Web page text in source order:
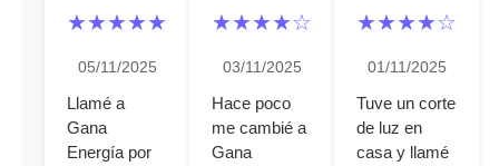
★★★★★
05/11/2025
Llamé a
Gana
Energía por
★★★★☆
03/11/2025
Hace poco
me cambié a
Gana
★★★★☆
01/11/2025
Tuve un corte
de luz en
casa y llamé